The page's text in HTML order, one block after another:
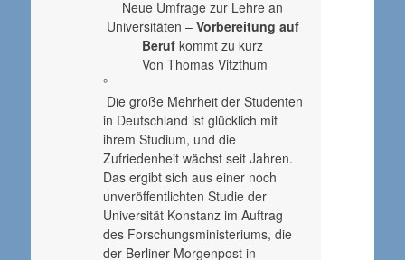
Neue Umfrage zur Lehre an
Universitäten – Vorbereitung auf
Beruf kommt zu kurz
Von Thomas Vitzthum
°
Die große Mehrheit der Studenten
in Deutschland ist glücklich mit
ihrem Studium, und die
Zufriedenheit wächst seit Jahren.
Das ergibt sich aus einer noch
unveröffentlichten Studie der
Universität Konstanz im Auftrag
des Forschungsministeriums, die
der Berliner Morgenpost in